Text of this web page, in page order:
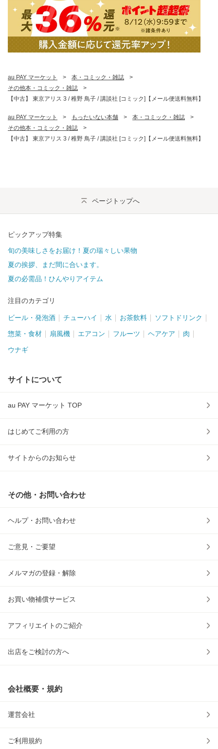
au PAY マーケット > 本・コミック・雑誌
>
その他本・コミック・雑誌
>
【中古】 東京アリス 3 / 稚野 鳥子 / 講談社 [コミック]【メール便送料無料】
au PAY マーケット > もったいない本舗 > 本・コミック・雑誌
>
その他本・コミック・雑誌
>
【中古】 東京アリス 3 / 稚野 鳥子 / 講談社 [コミック]【メール便送料無料】
ページトップへ
ピックアップ特集
旬の美味しさをお届け！夏の瑞々しい果物
夏の挨拶、まだ間に合います。
夏の必需品！ひんやりアイテム
注目のカテゴリ
ビール・発泡酒 チューハイ 水 お茶飲料 ソフトドリンク
惣菜・食材 扇風機 エアコン フルーツ ヘアケア 肉
ウナギ
サイトについて
au PAY マーケット TOP
はじめてご利用の方
サイトからのお知らせ
その他・お問い合わせ
ヘルプ・お問い合わせ
ご意見・ご要望
メルマガの登録・解除
お買い物補償サービス
アフィリエイトのご紹介
出店をご検討の方へ
会社概要・規約
運営会社
ご利用規約